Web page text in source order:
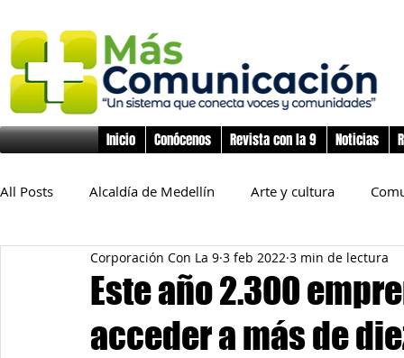
Inicio Conócenos Revista con la 9 Noticias
All Posts Alcaldía de Medellín Arte y cultura
Educación Derechos Humanos Deporte
Inclusión Social Infancia y preadolescencia
Este año 2.300
acceder a más de
Corporación Con La 9 3 feb 2022 3 min de lectura